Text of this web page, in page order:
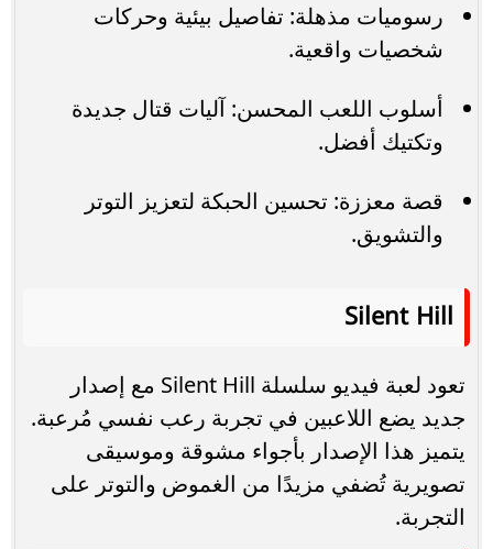
رسوميات مذهلة: تفاصيل بيئية وحركات
شخصيات واقعية.
أسلوب اللعب المحسن: آليات قتال جديدة
وتكتيك أفضل.
قصة معززة: تحسين الحبكة لتعزيز التوتر
والتشويق.
Silent Hill
تعود لعبة فيديو سلسلة Silent Hill مع إصدار
جديد يضع اللاعبين في تجربة رعب نفسي مُرعبة.
يتميز هذا الإصدار بأجواء مشوقة وموسيقى
تصويرية تُضفي مزيدًا من الغموض والتوتر على
التجربة.